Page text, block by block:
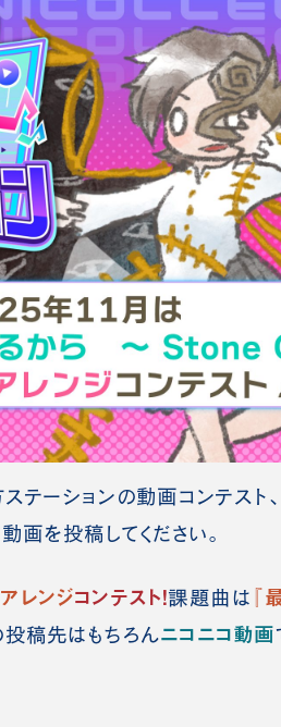
テーションの動画コンテスト
画を投稿してください。
レンジコンテスト！課題曲は 『
稿先はもちろんニコニコ動画